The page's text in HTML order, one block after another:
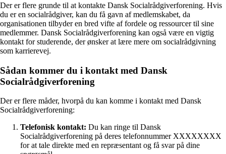
Der er flere grunde til at kontakte Dansk Socialrådgiverforening. Hvis
du er en socialrådgiver, kan du få gavn af medlemskabet, da
organisationen tilbyder en bred vifte af fordele og ressourcer til sine
medlemmer. Dansk Socialrådgiverforening kan også være en vigtig
kontakt for studerende, der ønsker at lære mere om socialrådgivning
som karrierevej.
Sådan kommer du i kontakt med Dansk
Socialrådgiverforening
Der er flere måder, hvorpå du kan komme i kontakt med Dansk
Socialrådgiverforening:
Telefonisk kontakt: Du kan ringe til Dansk
Socialrådgiverforening på deres telefonnummer XXXXXXXX
for at tale direkte med en repræsentant og få svar på dine